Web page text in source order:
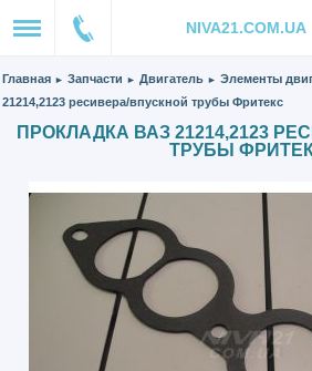
NIVA21.COM.UA
Главная ► Запчасти ► Двигатель ► Элементы
21214,2123 ресивера/впускной трубы Фритекс
ПРОКЛАДКА ВАЗ 21214,2123
ТРУБЫ